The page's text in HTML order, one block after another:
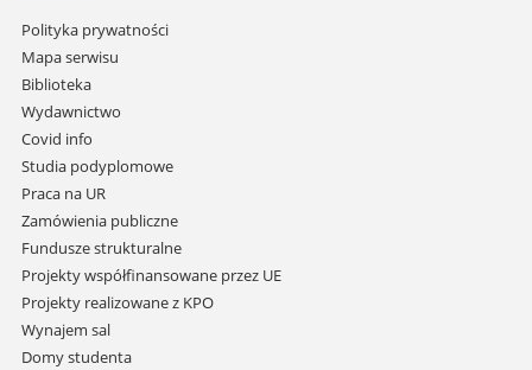
Pomiń
nawigację
i
przejdź
do
treści
Polityka prywatności
Mapa serwisu
Biblioteka
Wydawnictwo
Covid info
Studia podyplomowe
Praca na UR
Zamówienia publiczne
Fundusze strukturalne
Projekty współfinansowane przez UE
Projekty realizowane z KPO
Wynajem sal
Domy studenta